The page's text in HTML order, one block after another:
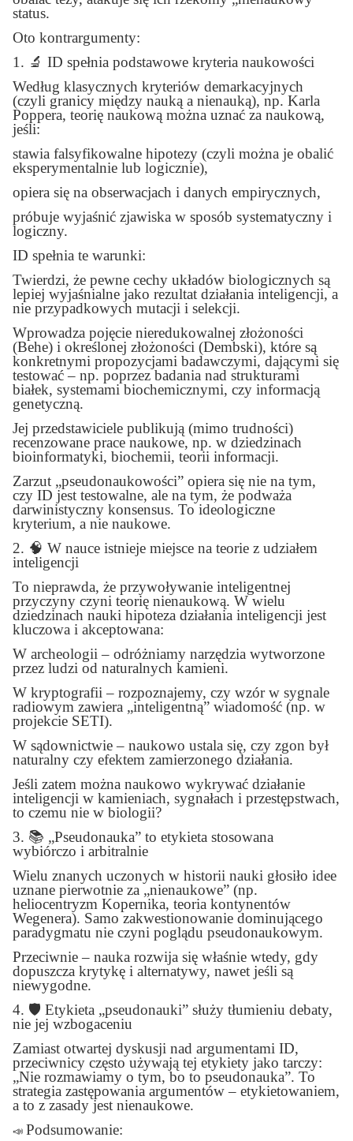
status.
Oto kontrargumenty:
1. 🔬 ID spełnia podstawowe kryteria naukowości
Według klasycznych kryteriów demarkacyjnych
(czyli granicy między nauką a nienauką), np. Karla
Poppera, teorię naukową można uznać za naukową,
jeśli:
stawia falsyfikowalne hipotezy (czyli można je obalić
eksperymentalnie lub logicznie),
opiera się na obserwacjach i danych empirycznych,
próbuje wyjaśnić zjawiska w sposób systematyczny i
logiczny.
ID spełnia te warunki:
Twierdzi, że pewne cechy układów biologicznych są
lepiej wyjaśnialne jako rezultat działania inteligencji, a
nie przypadkowych mutacji i selekcji.
Wprowadza pojęcie nieredukowalnej złożoności
(Behe) i określonej złożoności (Dembski), które są
konkretnymi propozycjami badawczymi, dającymi się
testować – np. poprzez badania nad strukturami
białek, systemami biochemicznymi, czy informacją
genetyczną.
Jej przedstawiciele publikują (mimo trudności)
recenzowane prace naukowe, np. w dziedzinach
bioinformatyki, biochemii, teorii informacji.
Zarzut „pseudonaukowości” opiera się nie na tym,
czy ID jest testowalne, ale na tym, że podważa
darwinistyczny konsensus. To ideologiczne
kryterium, a nie naukowe.
2. 🧠 W nauce istnieje miejsce na teorie z udziałem
inteligencji
To nieprawda, że przywoływanie inteligentnej
przyczyny czyni teorię nienaukową. W wielu
dziedzinach nauki hipoteza działania inteligencji jest
kluczowa i akceptowana:
W archeologii – odróżniamy narzędzia wytworzone
przez ludzi od naturalnych kamieni.
W kryptografii – rozpoznajemy, czy wzór w sygnale
radiowym zawiera „inteligentną” wiadomość (np. w
projekcie SETI).
W sądownictwie – naukowo ustala się, czy zgon był
naturalny czy efektem zamierzonego działania.
Jeśli zatem można naukowo wykrywać działanie
inteligencji w kamieniach, sygnałach i przestępstwach,
to czemu nie w biologii?
3. 📚 „Pseudonauka” to etykieta stosowana
wybiórczo i arbitralnie
Wielu znanych uczonych w historii nauki głosiło idee
uznane pierwotnie za „nienaukowe” (np.
heliocentryzm Kopernika, teoria kontynentów
Wegenera). Samo zakwestionowanie dominującego
paradygmatu nie czyni poglądu pseudonaukowym.
Przeciwnie – nauka rozwija się właśnie wtedy, gdy
dopuszcza krytykę i alternatywy, nawet jeśli są
niewygodne.
4. 🛡️ Etykieta „pseudonauki” służy tłumieniu debaty,
nie jej wzbogaceniu
Zamiast otwartej dyskusji nad argumentami ID,
przeciwnicy często używają tej etykiety jako tarczy:
„Nie rozmawiamy o tym, bo to pseudonauka”. To
strategia zastępowania argumentów – etykietowaniem,
a to z zasady jest nienaukowe.
📣Podsumowanie: